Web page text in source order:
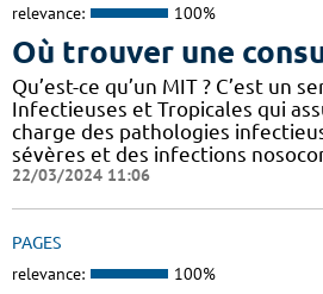
relevance: 100%
Où trouver une
Qu’est-ce qu’un MIT ? C’est un
Infectieuses et Tropicales qui
charge des pathologies
sévères et des infections
22/03/2024 11:06
PAGES
relevance: 100%